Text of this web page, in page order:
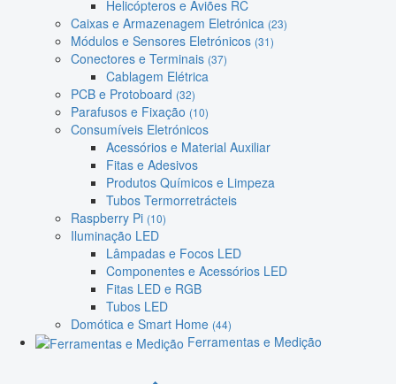
Helicópteros e Aviões RC
Caixas e Armazenagem Eletrónica (23)
Módulos e Sensores Eletrónicos (31)
Conectores e Terminais (37)
Cablagem Elétrica
PCB e Protoboard (32)
Parafusos e Fixação (10)
Consumíveis Eletrónicos
Acessórios e Material Auxiliar
Fitas e Adesivos
Produtos Químicos e Limpeza
Tubos Termorretrácteis
Raspberry Pi (10)
Iluminação LED
Lâmpadas e Focos LED
Componentes e Acessórios LED
Fitas LED e RGB
Tubos LED
Domótica e Smart Home (44)
Ferramentas e Medição